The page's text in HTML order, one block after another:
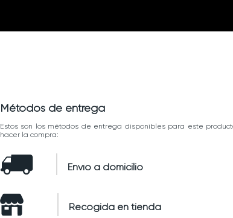
Métodos de entrega
Estos son los métodos de entrega disponibles para este
hacer la compra:
Envío a domicilio
Recogida en tienda